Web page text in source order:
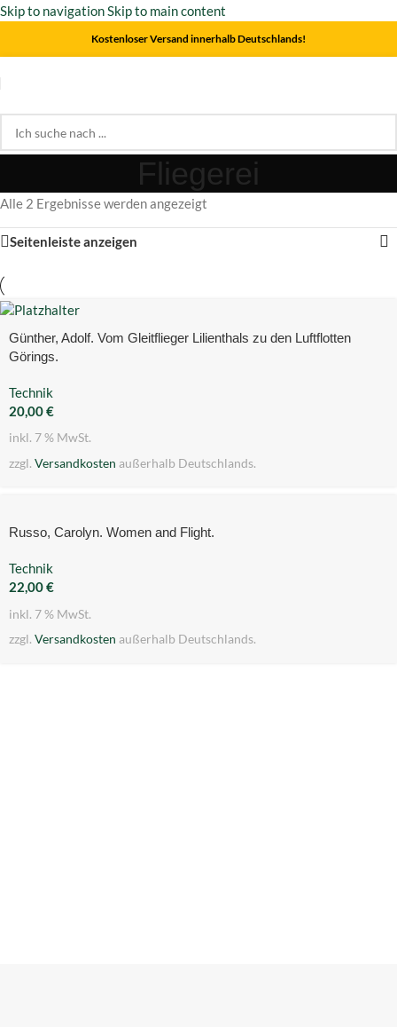
Skip to navigationSkip to main content
Kostenloser Versand innerhalb Deutschlands!
Fliegerei
Alle 2 Ergebnisse werden angezeigt
Seitenleiste anzeigen
Günther, Adolf. Vom Gleitflieger Lilienthals zu den Luftflotten
Görings.
Technik
20,00€
inkl. 7 % MwSt.
zzgl. Versandkosten außerhalb Deutschlands.
Russo, Carolyn. Women and Flight.
Technik
22,00€
inkl. 7 % MwSt.
zzgl. Versandkosten außerhalb Deutschlands.